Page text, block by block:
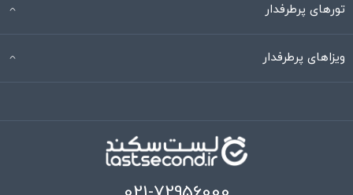
تورهای پرطرفدار
ویزاهای پرطرفدار